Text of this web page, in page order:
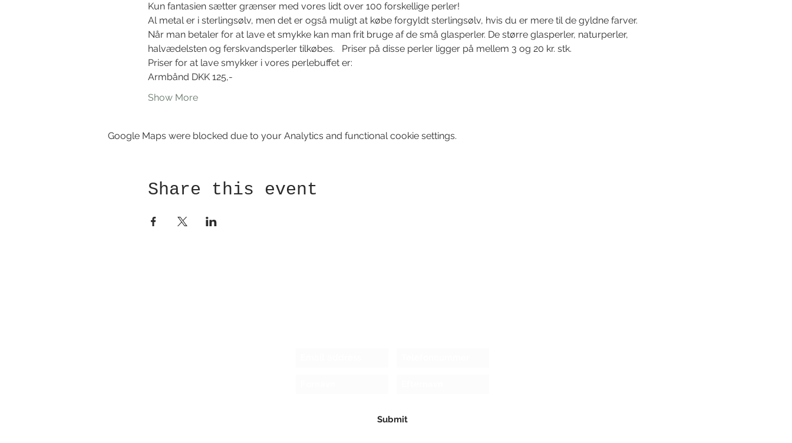
Kun fantasien sætter grænser med vores lidt over 100 forskellige perler!
Al metal er i sterlingsølv, men det er også muligt at købe forgyldt sterlingsølv, hvis du er mere til de gyldne farver.
Når man betaler for at lave et smykke kan man frit bruge af de små glasperler. De større glasperler, naturperler,
halvædelsten og ferskvandsperler tilkøbes.   Priser på disse perler ligger på mellem 3 og 20 kr. stk.
Priser for at lave smykker i vores perlebuffet er:
Armbånd DKK 125,-
Show More
Google Maps were blocked due to your Analytics and functional cookie settings.
Share this event
Submit